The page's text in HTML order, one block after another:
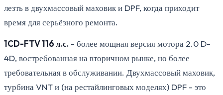
лезть в двухмассовый маховик и DPF, когда приходит
время для серьёзного ремонта.
1CD-FTV 116 л.с. - более мощная версия мотора 2.0 D-
4D, востребованная на вторичном рынке, но более
требовательная в обслуживании. Двухмассовый маховик,
турбина VNT и (на рестайлинговых моделях) DPF - это